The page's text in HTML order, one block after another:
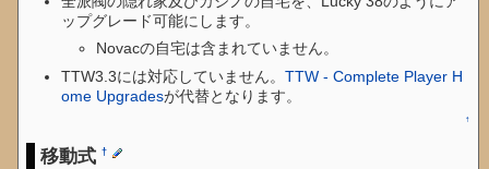
ップグレード可能にします。
Novacの自宅は含まれていません。
TTW3.3には対応していません。TTW - Complete Player H
ome Upgradesが代替となります。
↑
移動式†